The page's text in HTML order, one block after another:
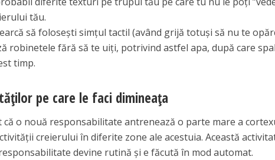
tău.
să folosești simțul tactil (având grijă totuși să nu te
robinetele fără să te uiți, potrivind astfel apa, după care
timp.
pe care le faci dimineața
o nouă responsabilitate antrenează o parte mare a
creierului în diferite zone ale acestuia. Această
devine rutină și e făcută în mod automat.